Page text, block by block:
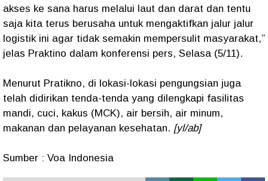
akses ke sana harus melalui laut dan darat dan tentu
saja kita terus berusaha untuk mengaktifkan jalur jalur
logistik ini agar tidak semakin mempersulit masyarakat,”
jelas Praktino dalam konferensi pers, Selasa (5/11).
Menurut Pratikno, di lokasi-lokasi pengungsian juga
telah didirikan tenda-tenda yang dilengkapi fasilitas
mandi, cuci, kakus (MCK), air bersih, air minum,
makanan dan pelayanan kesehatan. [yl/ab]
Sumber : Voa Indonesia